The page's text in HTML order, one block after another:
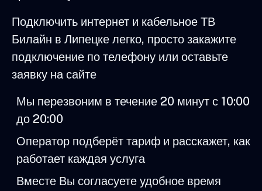
Подключить интернет и кабельное ТВ
Билайн в Липецке легко, просто закажите
подключение по телефону или оставьте
заявку на сайте
Мы перезвоним в течение 20 минут с 10:00
до 20:00
Оператор подберёт тариф и расскажет, как
работает каждая услуга
Вместе Вы согласуете удобное время